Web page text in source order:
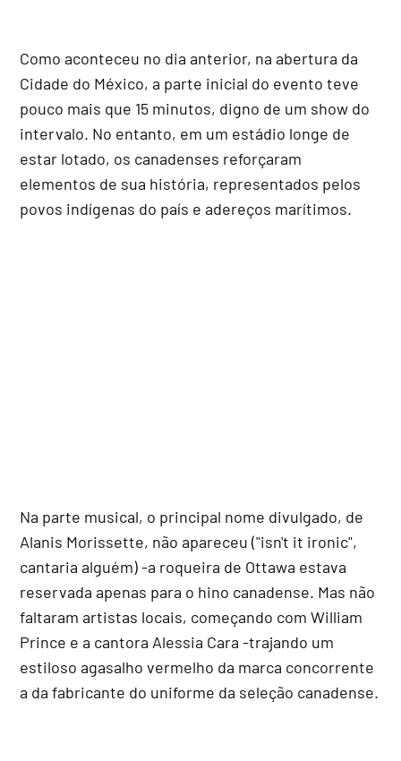
Como aconteceu no dia anterior, na abertura da
Cidade do México, a parte inicial do evento teve
pouco mais que 15 minutos, digno de um show do
intervalo. No entanto, em um estádio longe de
estar lotado, os canadenses reforçaram
elementos de sua história, representados pelos
povos indígenas do país e adereços marítimos.
Na parte musical, o principal nome divulgado, de
Alanis Morissette, não apareceu ("isn't it ironic",
cantaria alguém) -a roqueira de Ottawa estava
reservada apenas para o hino canadense. Mas não
faltaram artistas locais, começando com William
Prince e a cantora Alessia Cara -trajando um
estiloso agasalho vermelho da marca concorrente
a da fabricante do uniforme da seleção canadense.